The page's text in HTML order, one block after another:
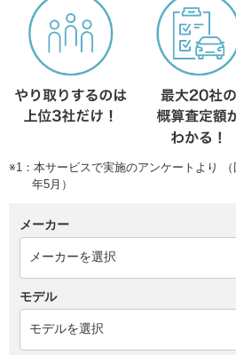
※1：本サービスで実施のアンケートより
年5月）
メーカー
モデル